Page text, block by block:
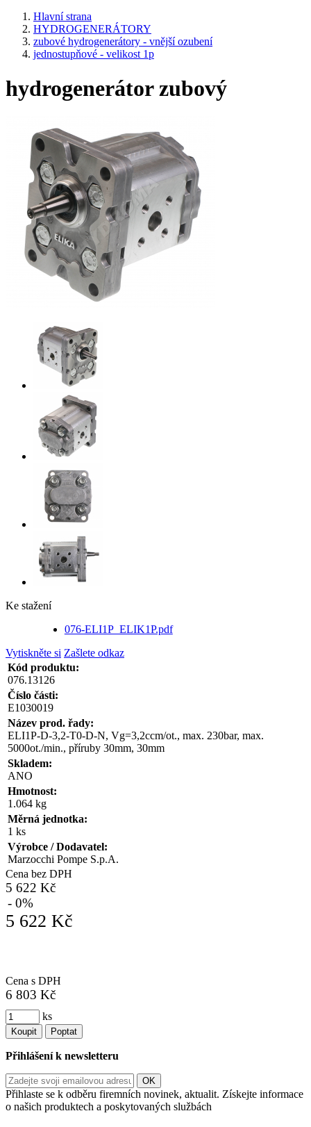
Hlavní strana
HYDROGENERÁTORY
zubové hydrogenerátory - vnější ozubení
jednostupňové - velikost 1p
hydrogenerátor zubový
Ke stažení
076-ELI1P_ELIK1P.pdf
Vytiskněte si Zašlete odkaz
Kód produktu:
076.13126
Číslo části:
E1030019
Název prod. řady:
ELI1P-D-3,2-T0-D-N, Vg=3,2ccm/ot., max. 230bar, max.
5000ot./min., příruby 30mm, 30mm
Skladem:
ANO
Hmotnost:
1.064 kg
Měrná jednotka:
1 ks
Výrobce / Dodavatel:
Marzocchi Pompe S.p.A.
Cena bez DPH
5 622 Kč
- 0%
5 622 Kč
Cena s DPH
6 803 Kč
ks
Koupit Poptat
Přihlášení k newsletteru
Přihlaste se k odběru firemních novinek, aktualit. Získejte informace
o našich produktech a poskytovaných službách